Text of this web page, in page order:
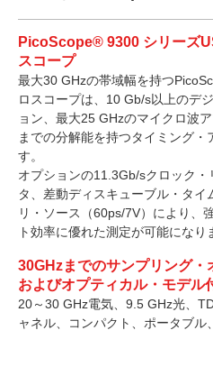
PicoScope® 9300 シリーズ
スコープ
最大30 GHzの帯域幅を持つ
ロスコープは、10 Gb/s以上のデ
ョン、最大25 GHzのマイクロ波
までの分解能を持つタイミング・
す。
オプションの11.3Gb/sクロック
タ、差動ディスキューブル・タイ
リ・ソース（60ps/7V）により、
ト効率に優れた測定が可能になり
30GHzまでのサンプリング
およびオプティカル・モデル
20～30 GHz電気、9.5 GHz光、
ャネル、コンパクト、ポータブル